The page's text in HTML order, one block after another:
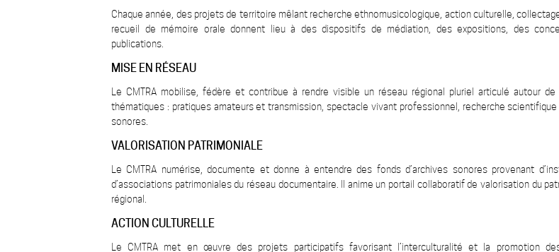
Chaque année, des projets de territoire mêlant recherche ethnomusicologique, action culturelle,
recueil de mémoire orale donnent lieu à des dispositifs de médiation, des expositions, des
publications.
MISE EN RÉSEAU
Le CMTRA mobilise, fédère et contribue à rendre visible un réseau régional pluriel articulé autour
thématiques : pratiques amateurs et transmission, spectacle vivant professionnel, recherche
sonores.
VALORISATION PATRIMONIALE
Le CMTRA numérise, documente et donne à entendre des fonds d’archives sonores provenant
d’associations patrimoniales du réseau documentaire. Il anime un portail collaboratif de valorisation du
régional.
ACTION CULTURELLE
Le CMTRA met en œuvre des projets participatifs favorisant l’interculturalité et la promotion